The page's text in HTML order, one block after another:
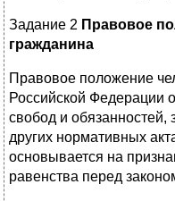
Задание 2 Правовое
гражданина
Правовое положение
Российской Федерации
свобод и обязанностей,
других нормативных
основывается на
равенства перед